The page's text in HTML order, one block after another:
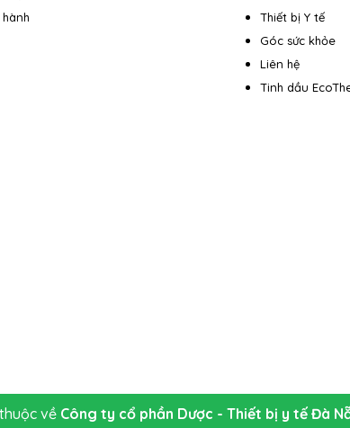
Thiết bị Y tế
Góc sức khỏe
Liên hệ
Tinh dầu
về Công ty cổ phần Dược - Thiết bị y tế Đà